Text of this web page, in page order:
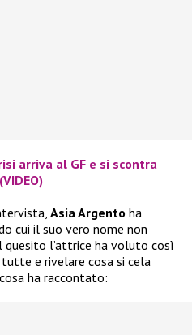
arriva al GF e si scontra
Asia Argento ha
cui il suo vero nome non
quesito l’attrice ha voluto così
e rivelare cosa si cela
ha raccontato: